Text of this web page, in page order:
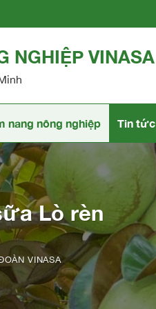
NGHIỆP VINASA
nang nông nghiệp Tin tức
Lò rèn
VINASA